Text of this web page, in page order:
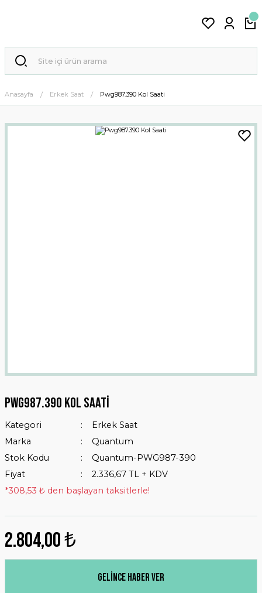
Anasayfa Erkek Saat Pwg987.390 Kol Saati
Pwg987.390 Kol Saati
Kategori
Erkek Saat
Marka
Quantum
Stok Kodu
Quantum-PWG987-390
Fiyat
2.336,67 TL + KDV
*308,53 ₺ den başlayan taksitlerle!
2.804,00 ₺
Gelince Haber Ver